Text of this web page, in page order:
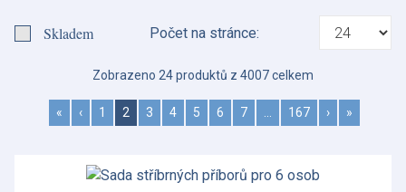
Skladem Počet na stránce:
Zobrazeno 24 produktů z 4007 celkem
« ‹ 1 2 3 4 5 6 7 … 167 › »
Wedgwood - Anglie
Barocchino
Barocco
Benmore